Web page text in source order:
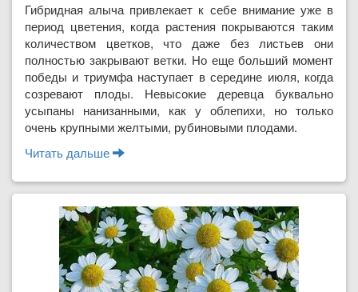
Гибридная алыча привлекает к себе внимание уже в
период цветения, когда растения покрываются таким
количеством цветков, что даже без листьев они
полностью закрывают ветки. Но еще больший момент
победы и триумфа наступает в середине июля, когда
созревают плоды. Невысокие деревца буквально
усыпаны нанизанными, как у облепихи, но только
очень крупными желтыми, рубиновыми плодами.
Читать дальше